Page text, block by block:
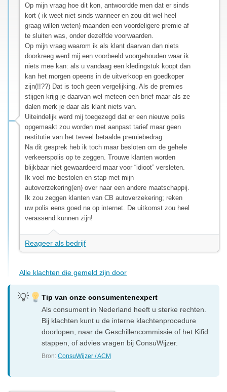
Op mijn vraag hoe dit kon, antwoordde men dat er sinds
kort ( ik weet niet sinds wanneer en zou dit wel heel
graag willen weten) maanden een voordeligere premie af
te sluiten was, onder dezelfde voorwaarden.
Op mijn vraag waarom ik als klant daarvan dan niets
doorkreeg werd mij een voorbeeld voorgehouden waar ik
niets mee kan: als u vandaag een kledingstuk koopt dan
kan het morgen opeens in de uitverkoop en goedkoper
zijn(!!??) Dat is toch geen vergelijking. Als de premies
stijgen krijg je daarvan wel meteen een brief maar als ze
dalen merk je daar als klant niets van.
Uiteindelijk werd mij toegezegd dat er een nieuwe polis
opgemaakt zou worden met aanpast tarief maar geen
restitutie van het teveel betaalde premiebedrag.
Na dit gesprek heb ik toch maar besloten om de gehele
verkeerspolis op te zeggen. Trouwe klanten worden
blijkbaar niet gewaardeerd maar voor “idioot” versleten.
Ik voel me bestolen en stap met mijn
autoverzekering(en) over naar een andere maatschappij.
Ik zou zeggen klanten van CB autoverzekering; reken
uw polis eens goed na op internet. De uitkomst zou heel
verassend kunnen zijn!
Reageer als bedrijf
Alle klachten die gemeld zijn door
Tip van onze consumentenexpert
Als consument in Nederland heeft u sterke rechten.
Bij klachten kunt u de interne klachtenprocedure
doorlopen, naar de Geschillencommissie of het Kifid
stappen, of advies vragen bij ConsuWijzer.
Bron:ConsuWijzer / ACM